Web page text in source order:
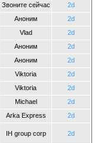
Звоните сейчас 2d
Аноним 2d
Vlad 2d
Аноним 2d
Аноним 2d
Viktoria 2d
Viktoria 2d
Michael 2d
Arka Express 2d
IH group corp 2d